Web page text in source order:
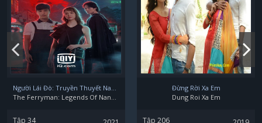
Trương Nhất Sơn
Trương Thiên Ái
Tập 34
Đừng Rời Xa Em
Dung Roi Xa Em
Tập 206